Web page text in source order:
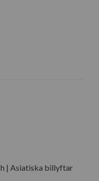
| Asiatiska billyftar